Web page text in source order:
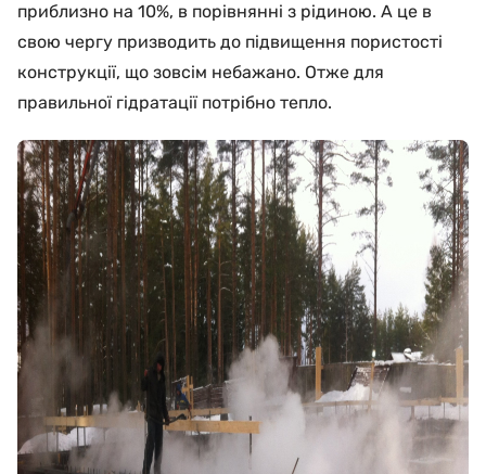
приблизно на 10%, в порівнянні з рідиною. А це в
свою чергу призводить до підвищення пористості
конструкції, що зовсім небажано. Отже для
правильної гідратації потрібно тепло.